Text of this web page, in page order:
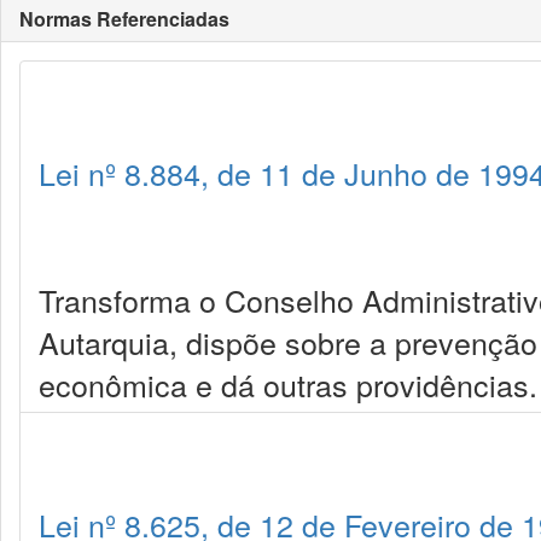
Normas Referenciadas
Lei nº 8.884, de 11 de Junho de
Transforma o Conselho
Autarquia, dispõe sobre a
econômica e dá outras providências.
Lei nº 8.625, de 12 de Fevereiro de